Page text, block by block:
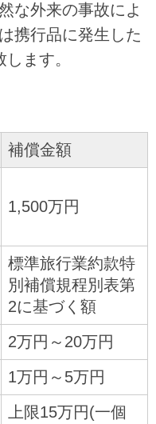
な外来の事故によ
携行品に発生した
ます。
補償金額
1,500万円
標準旅行業約款特
別補償規程別表第
2に基づく額
2万円～20万円
1万円～5万円
上限15万円(一個